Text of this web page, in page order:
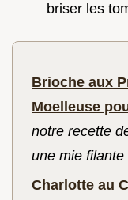
briser les
Brioche aux
Moelleuse
notre recette
une mie filante
Charlotte au